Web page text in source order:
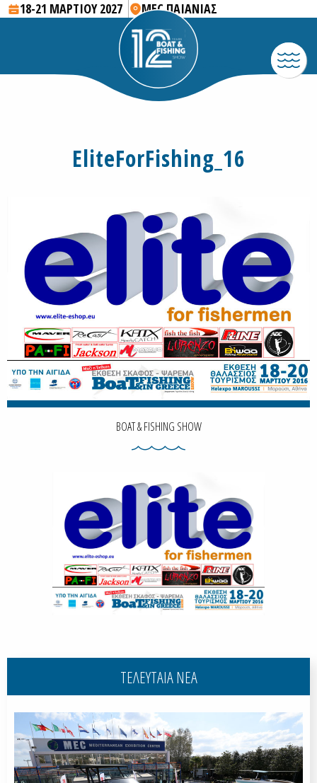
18-21 ΜΑΡΤΙΟΥ 2027 MEC ΠΑΙΑΝΙΑΣ
EliteForFishing_16
BOAT & FISHING SHOW
ΤΕΛΕΥΤΑΙΑ ΝΕΑ